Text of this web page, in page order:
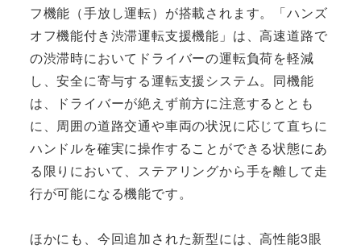
フ機能（手放し運転）が搭載されます。「ハンズ
オフ機能付き渋滞運転支援機能」は、高速道路で
の渋滞時においてドライバーの運転負荷を軽減
し、安全に寄与する運転支援システム。同機能
は、ドライバーが絶えず前方に注意するととも
に、周囲の道路交通や車両の状況に応じて直ちに
ハンドルを確実に操作することができる状態にあ
る限りにおいて、ステアリングから手を離して走
行が可能になる機能です。
ほかにも、今回追加された新型には、高性能3眼